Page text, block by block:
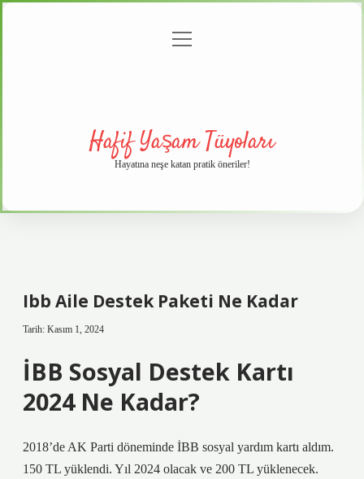
menüyü
Hafif Yaşam Tüyoları
Hayatına neşe katan pratik öneriler!
Ibb Aile Destek Paketi Ne Kadar
Tarih: Kasım 1, 2024
İBB Sosyal Destek Kartı
2024 Ne Kadar?
2018’de AK Parti döneminde İBB sosyal yardım kartı aldım.
150 TL yüklendi. Yıl 2024 olacak ve 200 TL yüklenecek.